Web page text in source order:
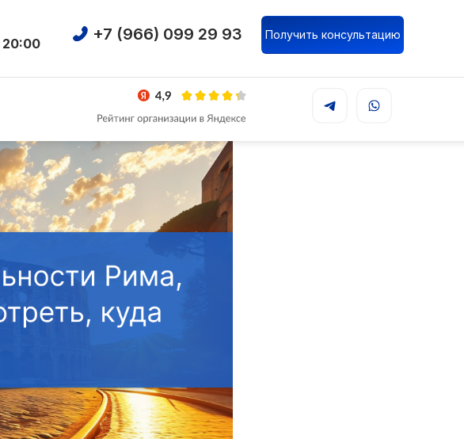
20:00
+7 (966) 099 29 93 Получить консультацию
Италия:
адреса